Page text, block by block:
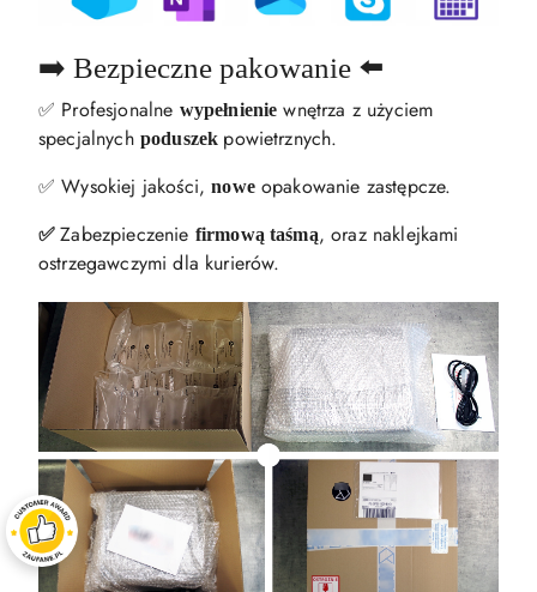
➡️ Bezpieczne pakowanie ⬅️
✅ Profesjonalne wypełnienie wnętrza z użyciem
specjalnych poduszek powietrznych.
✅ Wysokiej jakości,noweopakowanie zastępcze.
✅Zabezpieczenie firmową taśmą, oraz naklejkami
ostrzegawczymi dla kurierów.